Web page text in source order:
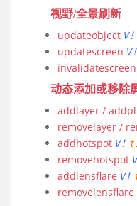
视野/全景刷新
updateobject V！
updatescreen V！
invalidatescreen
动态添加或移除
addlayer /
removelayer /
addhotspot V！ t
removehotspot
addlensflare V！
removelensflare